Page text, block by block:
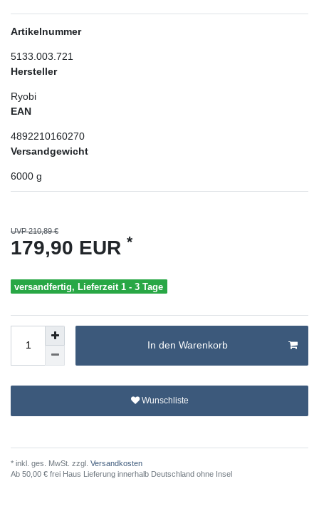
Artikelnummer
5133.003.721
Hersteller
Ryobi
EAN
4892210160270
Versandgewicht
6000 g
UVP 210,89 €
179,90 EUR *
versandfertig, Lieferzeit 1 - 3 Tage
In den Warenkorb
Wunschliste
* inkl. ges. MwSt. zzgl. Versandkosten
Ab 50,00 € frei Haus Lieferung innerhalb Deutschland ohne Insel